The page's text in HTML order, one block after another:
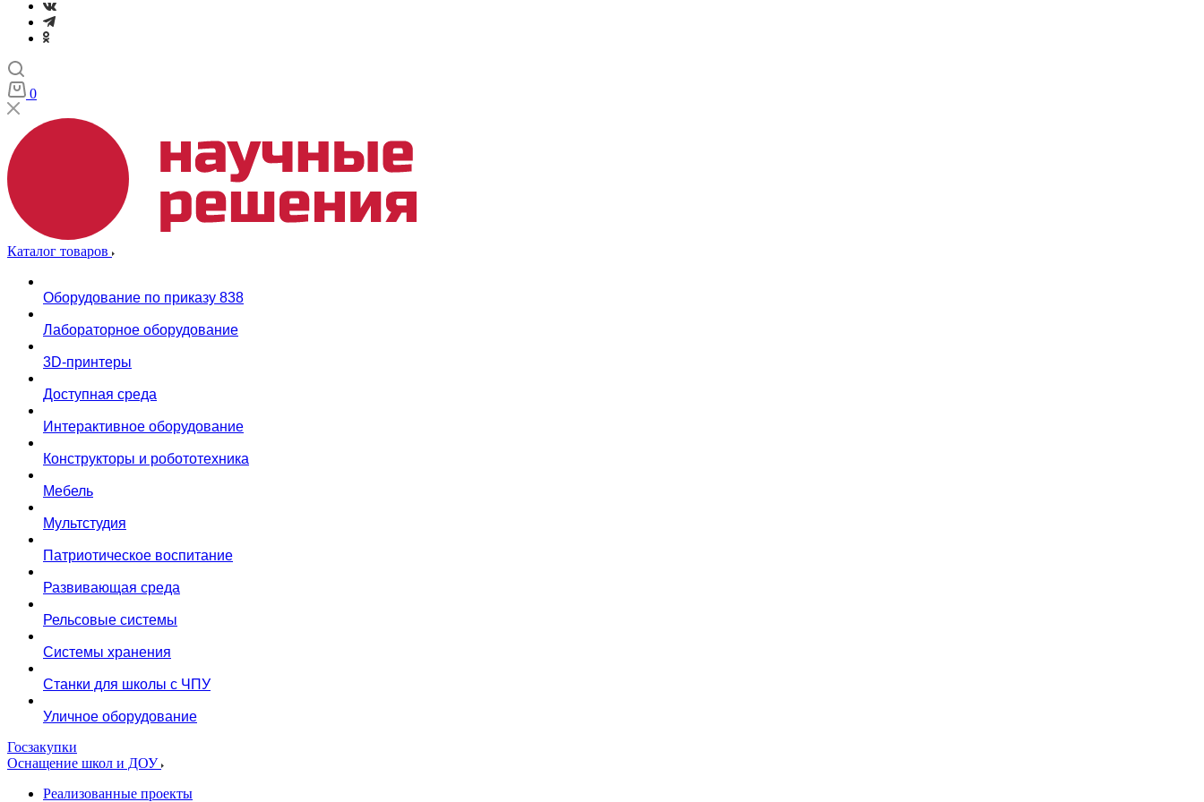
0
Каталог товаров
Оборудование по приказу 838
Лабораторное оборудование
3D-принтеры
Доступная среда
Интерактивное оборудование
Конструкторы и робототехника
Мебель
Мультстудия
Патриотическое воспитание
Развивающая среда
Рельсовые системы
Системы хранения
Станки для школы с ЧПУ
Уличное оборудование
Госзакупки
Оснащение школ и ДОУ
Реализованные проекты